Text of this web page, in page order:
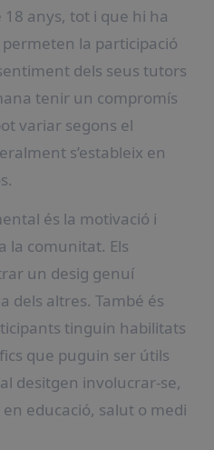
anys, tot i que hi ha
la participació
dels seus tutors
tenir un compromís
variar segons el
s’estableix en
és la motivació i
la comunitat. Els
un desig genuí
dels altres. També és
tinguin habilitats
que puguin ser útils
desitgen involucrar-se,
educació, salut o medi